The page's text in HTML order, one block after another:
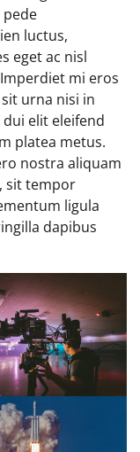
luctus,
eget ac nisl
mi eros
urna nisi in
elit eleifend
platea metus.
nostra aliquam
sit tempor
ligula
dapibus